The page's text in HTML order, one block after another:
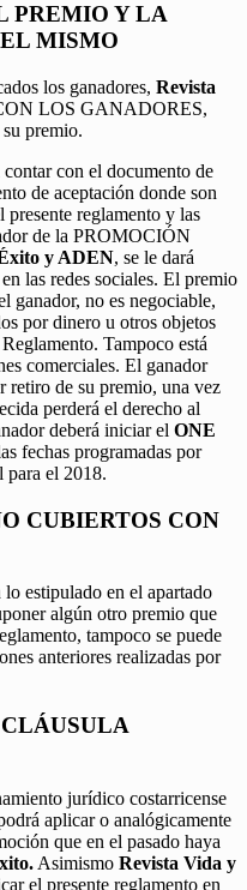
PREMIO Y LA
MISMO
los ganadores, Revista
LOS GANADORES,
premio.
con el documento de
de aceptación donde son
presente reglamento y las
de la PROMOCIÓN
y ADEN, se le dará
las redes sociales. El premio
ganador, no es negociable,
por dinero u otros objetos
Tampoco está
comerciales. El ganador
retiro de su premio, una vez
perderá el derecho al
deberá iniciar el ONE
fechas programadas por
el 2018.
CUBIERTOS CON
estipulado en el apartado
algún otro premio que
tampoco se puede
anteriores realizadas por
jurídico costarricense
aplicar o analógicamente
que en el pasado haya
Asimismo Revista Vida y
el presente reglamento en